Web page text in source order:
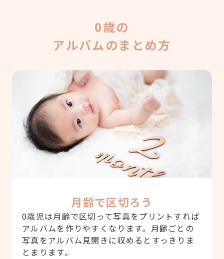
0歳の
アルバムのまとめ方
月齢で区切ろう
0歳児は月齢で区切って写真をプリントすれば
アルバムを作りやすくなります。月齢ごとの
写真をアルバム見開きに収めるとすっきりま
とまります。